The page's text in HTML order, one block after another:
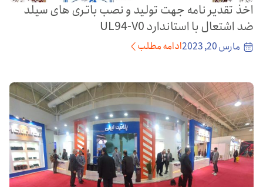
اخذ تقدیر نامه جهت تولید و نصب باتری های سیلد
ضد اشتعال با استاندارد UL94-V0
مارس 20, 2023 ادامه مطلب